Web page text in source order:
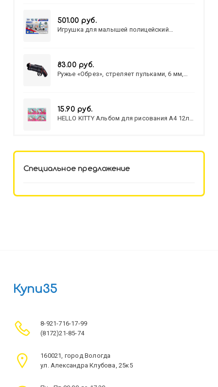
501.00 руб.
Игрушка для малышей полицейский
83.00 руб.
Ружье «Обрез», стреляет пульками, 6 мм,
15.90 руб.
HELLO KITTY Альбом для рисования А4 12л.
Специальное предложение
Купи35
8-921-716-17-99
(8172)21-85-74
160021, город Вологда
ул. Александра Клубова, 25к5